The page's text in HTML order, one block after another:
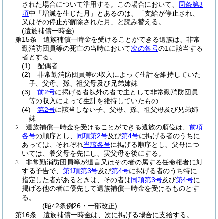
された場合について準用する。
この場合において、 同条第3
項中「増減を生じた月」とあるのは、「支給が停止され、
又はその停止が解除された月」と読み替える。
(遺族補償一時金)
第15条
遺族補償一時金を受けることができる遺族は、非常
勤消防団員等の死亡の当時において次の各号の1に該当する
者とする。
(1)
配偶者
(2)
非常勤消防団員等の収入によって生計を維持していた
子、父母、孫、祖父母及び兄弟姉妹
(3)
前2号に掲げる者以外の者で主として非常勤消防団員
等の収入によって生計を維持していたもの
(4)
第2号に該当しない子、父母、孫、祖父母及び兄弟姉
妹
2
遺族補償一時金を受けることができる遺族の順位は、 前項
各号の順序とし、 同項第2号及び第4号に掲げる者のうちに
あっては、それぞれ当該各号に掲げる順序とし、父母につ
いては、養父母を先にし、実父母を後にする。
3
非常勤消防団員等が遺言又はその者の属する任命権者に対
する予告で、 第1項第3号及び第4号に掲げる者のうち特に
指定した者があるときは、その者は同項第3号及び第4号に
掲げる他の者に優先して遺族補償一時金を受けるものとす
る。
(昭42条例26・一部改正)
第16条
遺族補償一時金は、次に掲げる場合に支給する。